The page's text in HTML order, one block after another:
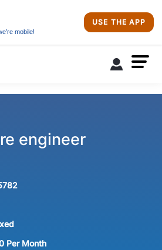
mobile!
USE THE APP
engineer
Per Month